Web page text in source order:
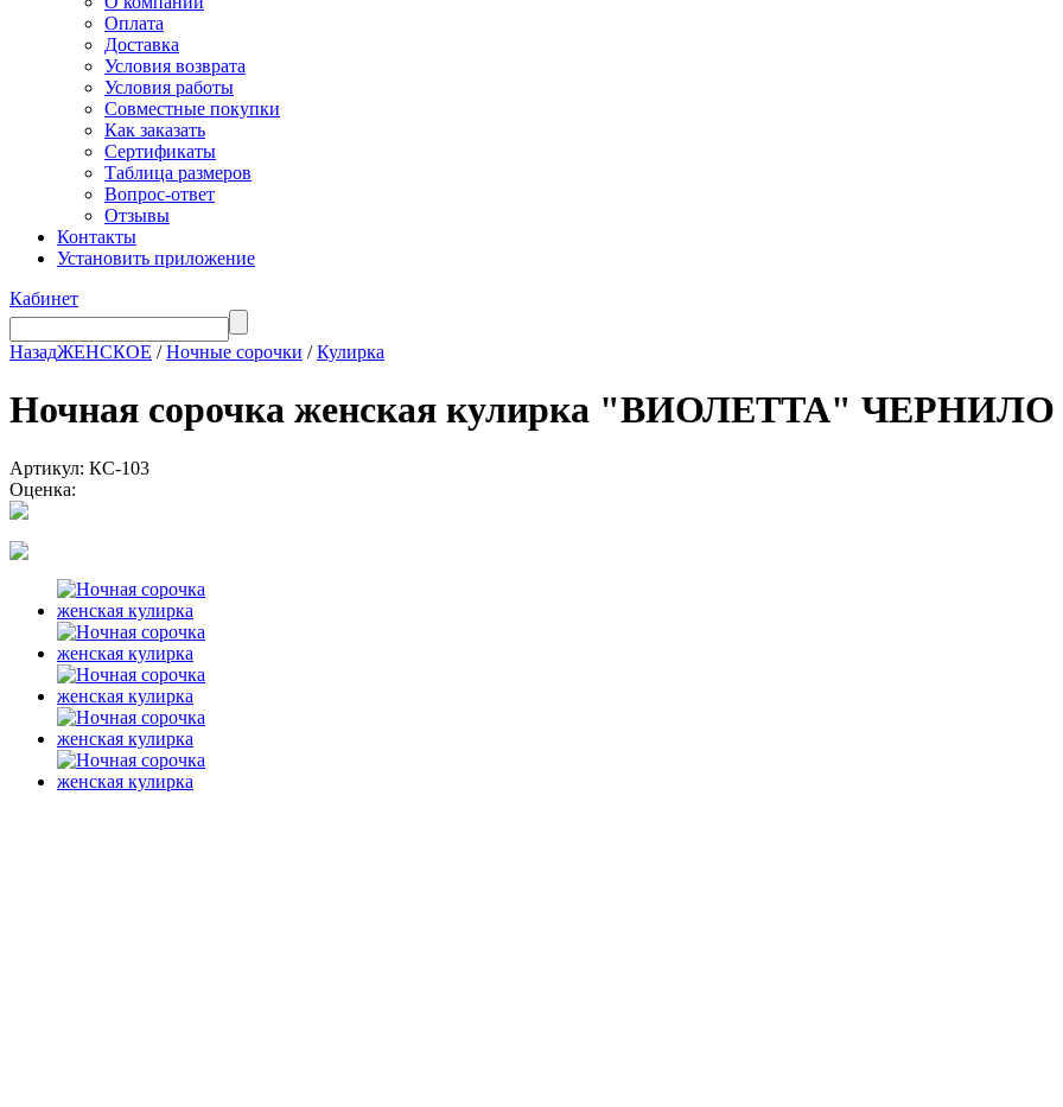
Оплата
Доставка
Условия возврата
Условия работы
Совместные покупки
Как заказать
Сертификаты
Таблица размеров
Вопрос-ответ
Отзывы
Контакты
Установить приложение
Кабинет
НазадЖЕНСКОЕ /Ночные сорочки /Кулирка
Ночная сорочка женская кулирка "ВИОЛЕТТА" ЧЕРНИЛО
Артикул: КС-103
Оценка: